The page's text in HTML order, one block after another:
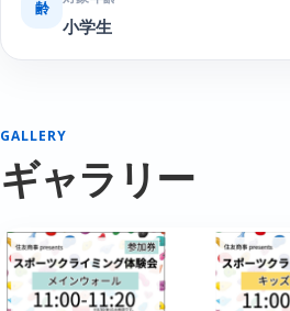
齢
小学生
GALLERY
ギャラリー